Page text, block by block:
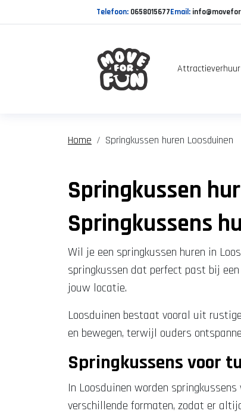
Telefoon: 0658015677Email:
Attractieverhuur
Home Springkussen huren Loosduinen
Springkussen
Springkussens
Wil je een springkussen huren in
springkussen dat perfect past bij
jouw locatie.
Loosduinen bestaat vooral uit
en bewegen, terwijl ouders
Springkussens voor
In Loosduinen worden
verschillende formaten, zodat er